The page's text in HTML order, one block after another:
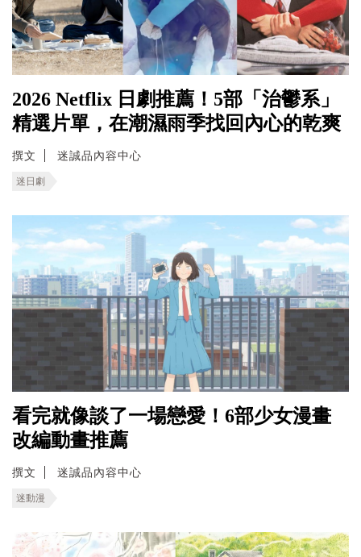
2026 Netflix 日劇推薦！5部「治鬱系」
精選片單，在潮濕雨季找回內心的乾爽
撰文 迷誠品內容中心
迷日劇
看完就像談了一場戀愛！6部少女漫畫
改編動畫推薦
撰文 迷誠品內容中心
迷動漫